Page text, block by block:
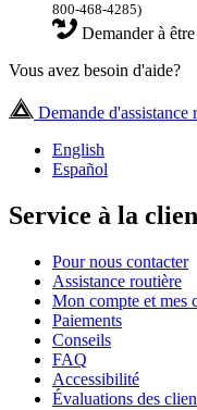
800-468-4285)
Demander à
Vous avez besoin d'aide?
Demande d'assistance
English
Español
Service à la
Pour nous contacter
Assistance routière
Mon compte et mes
Paiements
Conseils
FAQ
Accessibilité
Évaluations des